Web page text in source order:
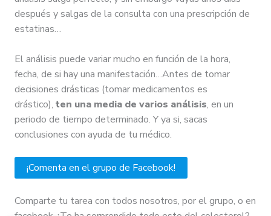
después y salgas de la consulta con una prescripción de
estatinas…
El análisis puede variar mucho en función de la hora,
fecha, de si hay una manifestación…Antes de tomar
decisiones drásticas (tomar medicamentos es
drástico), ten una media de varios análisis, en un
periodo de tiempo determinado. Y ya si, sacas
conclusiones con ayuda de tu médico.
¡Comenta en el grupo de Facebook!
​Comparte tu tarea con todos nosotros, por el grupo, o en